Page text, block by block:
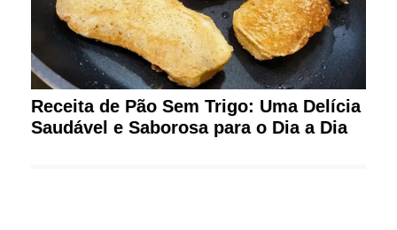
Receita de Pão Sem Trigo: Uma Delícia
Saudável e Saborosa para o Dia a Dia